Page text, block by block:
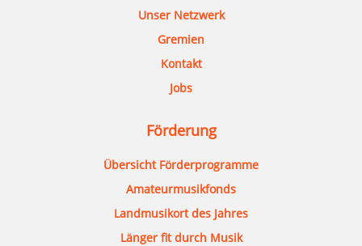
Unser Netzwerk
Gremien
Kontakt
Jobs
Förderung
Übersicht Förderprogramme
Amateurmusikfonds
Landmusikort des Jahres
Länger fit durch Musik